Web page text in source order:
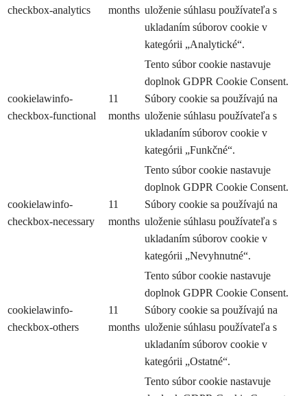
checkbox-analytics
months uloženie súhlasu používateľa s
ukladaním súborov cookie v
kategórii „Analytické“.
cookielawinfo-
checkbox-functional
11
months
Tento súbor cookie nastavuje
doplnok GDPR Cookie Consent.
Súbory cookie sa používajú na
uloženie súhlasu používateľa s
ukladaním súborov cookie v
kategórii „Funkčné“.
cookielawinfo-
checkbox-necessary
11
months
Tento súbor cookie nastavuje
doplnok GDPR Cookie Consent.
Súbory cookie sa používajú na
uloženie súhlasu používateľa s
ukladaním súborov cookie v
kategórii „Nevyhnutné“.
cookielawinfo-
checkbox-others
11
months
Tento súbor cookie nastavuje
doplnok GDPR Cookie Consent.
Súbory cookie sa používajú na
uloženie súhlasu používateľa s
ukladaním súborov cookie v
kategórii „Ostatné“.
Tento súbor cookie nastavuje